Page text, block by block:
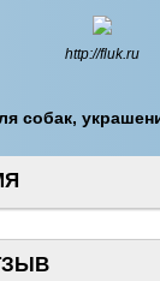
http://fluk.ru
собак,